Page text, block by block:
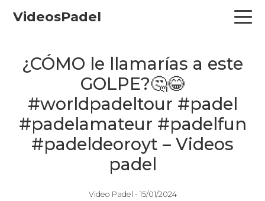
VideosPadel
¿CÓMO le llamarías a este
GOLPE?🤔😂
#worldpadeltour #padel
#padelamateur #padelfun
#padeldeoroyt – Videos
padel
Video Padel - 15/01/2024